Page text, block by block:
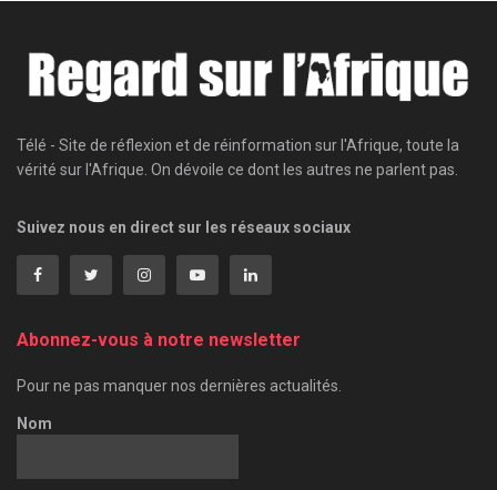
Télé - Site de réflexion et de réinformation sur l'Afrique, toute la
vérité sur l'Afrique. On dévoile ce dont les autres ne parlent pas.
Suivez nous en direct sur les réseaux sociaux
Abonnez-vous à notre newsletter
Pour ne pas manquer nos dernières actualités.
Nom